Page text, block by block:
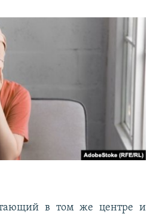
в том же центре и